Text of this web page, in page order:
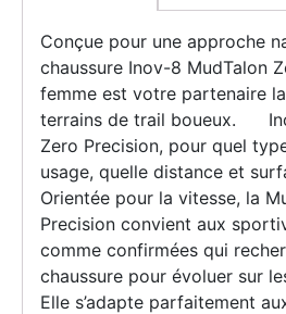
Conçue pour une approche
chaussure Inov-8 MudTalon
femme est votre partenaire
terrains de trail boueux.
Zero Precision, pour quel
usage, quelle distance et
Orientée pour la vitesse, la
Precision convient aux
comme confirmées qui
chaussure pour évoluer sur
Elle s’adapte parfaitement